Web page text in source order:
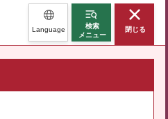
Language
検索
メニュー
閉じる